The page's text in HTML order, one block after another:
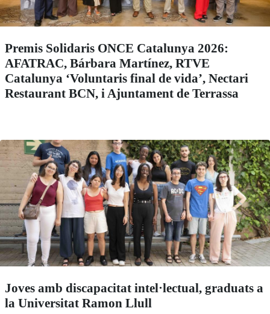
Premis Solidaris ONCE Catalunya 2026:
AFATRAC, Bárbara Martínez, RTVE
Catalunya ‘Voluntaris final de vida’, Nectari
Restaurant BCN, i Ajuntament de Terrassa
Joves amb discapacitat intel·lectual, graduats a
la Universitat Ramon Llull